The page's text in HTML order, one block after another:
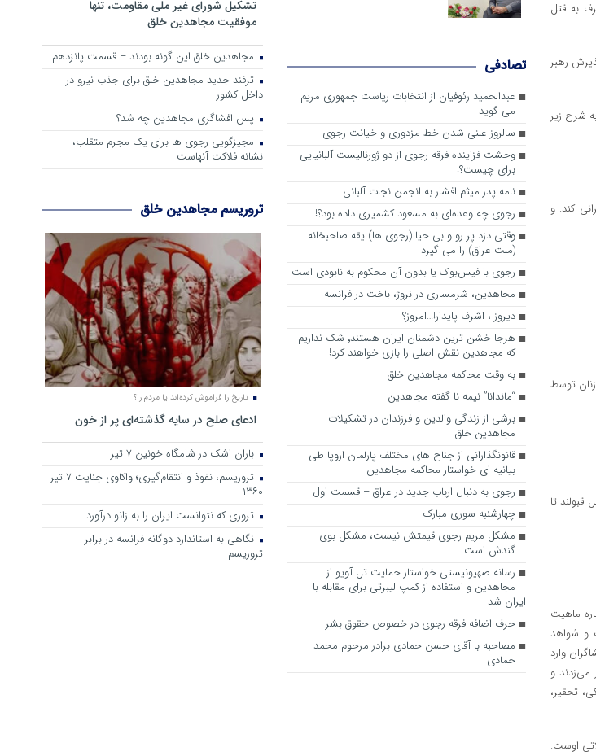
به قتل
رهبر
شرح زیر
کند. و
توسط
تا
ماهیت
و شواهد
وارد
می‌زدند و
تحقیر،
اوست.
تصادفی
عبدالحمید رئوفیان از انتخابات ریاست جمهوری مریم
می گوید
سالروز علنی شدن خط مزدوری و خیانت رجوی
وحشت فزاینده فرقه رجوی از دو ژورنالیست آلبانیایی
برای چیست؟!
نامه پدر میثم افشار به انجمن نجات آلبانی
رجوی چه وعده‌ای به مسعود کشمیری داده بود؟!
وقتی دزد پر رو و بی حیا (رجوی ها) یقه صاحبخانه
(ملت عراق) را می گیرد
رجوی با فیس‌بوک یا بدون آن محکوم به نابودی است
مجاهدین، شرم‎ساری در نروژ، باخت در فرانسه
ديروز ، اشرف پايدار!…امروز؟
هرجا خشن ترین دشمنان ایران هستند٬ شک نداریم
که مجاهدین نقش اصلی را بازی خواهند کرد!
به وقت محاکمه مجاهدین خلق
“ماندانا” نیمه نا گفته مجاهدین
برشی از زندگی والدین و فرزندان در تشکیلات
مجاهدین خلق
قانونگذارانی از جناح های مختلف پارلمان اروپا طی
بیانیه ای خواستار محاکمه مجاهدین
رجوی به دنبال ارباب جدید در عراق – قسمت اول
چهارشنبه سوری مبارک
مشکل مریم رجوی قیمتش نیست، مشکل بوی
گندش است
رسانه صهیونیستی خواستار حمایت تل آویو از
مجاهدین و استفاده از کمپ لیبرتی برای مقابله با
ایران شد
حرف اضافه فرقه رجوی در خصوص حقوق بشر
مصاحبه با آقای حسن حمادی برادر مرحوم محمد
حمادی
تشکیل شورای غیر ملی مقاومت، تنها
موفقیت مجاهدین خلق
مجاهدین خلق این گونه بودند – قسمت پانزدهم
ترفند جدید مجاهدین خلق برای جذب نیرو در
داخل کشور
پس افشاگری مجاهدین چه شد؟
مجیزگویی رجوی ها برای یک مجرم متقلب،
نشانه فلاکت آنهاست
تروریسم مجاهدین خلق
تاریخ را فراموش کرده‌اند یا مردم را؟
ادعای صلح در سایه گذشته‌ای پر از خون
باران اشک در شامگاه خونین 7 تیر
تروریسم، نفوذ و انتقام‌گیری؛ واکاوی جنایت ۷ تیر
۱۳۶۰
تروری که نتوانست ایران را به زانو درآورد
نگاهی به استاندارد دوگانه فرانسه در برابر
تروریسم